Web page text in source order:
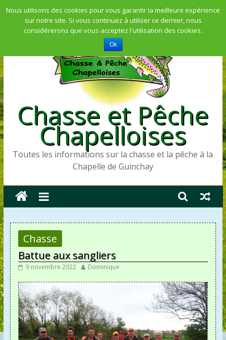
Skip
content
Chasse et Pêche
Chapelloises
Toutes les informations sur la chasse et la pêche à la
Chapelle de Guinchay
Chasse
Battue aux sangliers
9 novembre 2022 Dominique
Nous utilisons des cookies pour vous garantir la meilleure expérience
sur notre site. Si vous continuez à utiliser ce dernier, nous
considérerons que vous acceptez l'utilisation des cookies.
Ok